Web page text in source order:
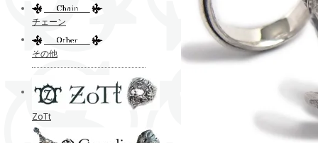
チェーン
その他
ZoTt